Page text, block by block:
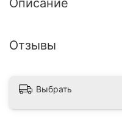
Описание
Отзывы
Выбрать